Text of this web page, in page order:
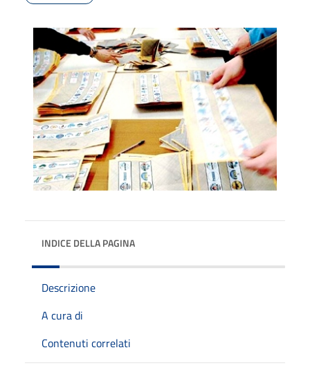
INDICE DELLA PAGINA
Descrizione
A cura di
Contenuti correlati